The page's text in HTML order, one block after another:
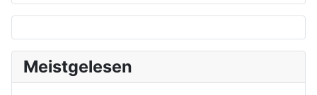
Meistgelesen